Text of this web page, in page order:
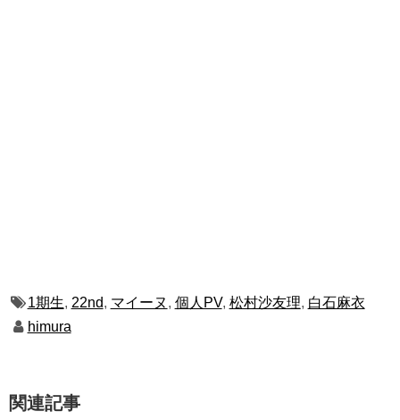
1期生, 22nd, マイーヌ , 個人PV, 松村沙友理, 白石麻衣
himura
関連記事